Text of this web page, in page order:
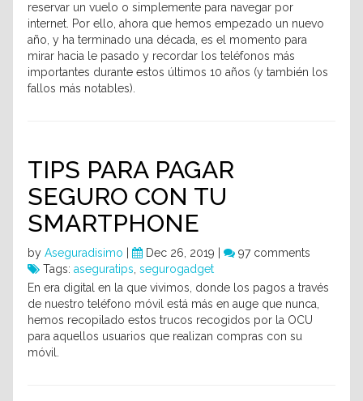
reservar un vuelo o simplemente para navegar por
internet. Por ello, ahora que hemos empezado un nuevo
año, y ha terminado una década, es el momento para
mirar hacia le pasado y recordar los teléfonos más
importantes durante estos últimos 10 años (y también los
fallos más notables).
TIPS PARA PAGAR
SEGURO CON TU
SMARTPHONE
by Aseguradisimo Dec 26, 2019 |
97 comments
Tags: aseguratips segurogadget
En era digital en la que vivimos, donde los pagos a través
de nuestro teléfono móvil está más en auge que nunca,
hemos recopilado estos trucos recogidos por la OCU
para aquellos usuarios que realizan compras con su
móvil.